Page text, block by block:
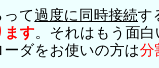
て過度に同時接続す
ます。それはもう面
ーダをお使いの方は分